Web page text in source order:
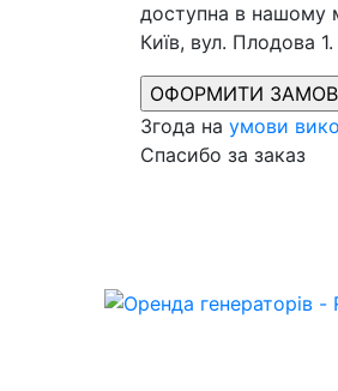
доступна в нашому
Київ, вул. Плодова 1.
Згода на умови
Спасибо за заказ